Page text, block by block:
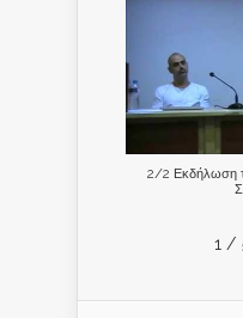
2/2 Εκδήλωση
1 /